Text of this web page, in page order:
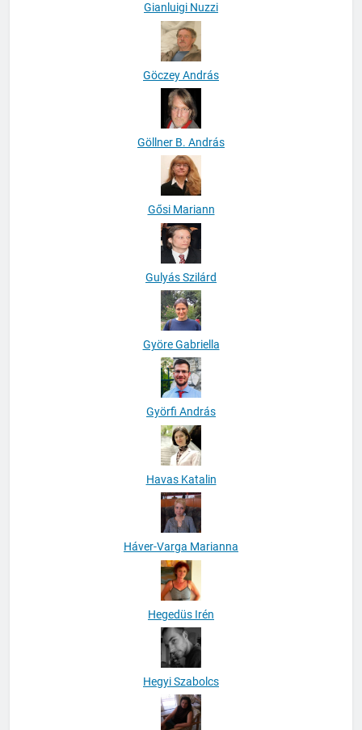
Gianluigi Nuzzi
Göczey András
Göllner B. András
Gősi Mariann
Gulyás Szilárd
Györe Gabriella
Györfi András
Havas Katalin
Háver-Varga Marianna
Hegedüs Irén
Hegyi Szabolcs